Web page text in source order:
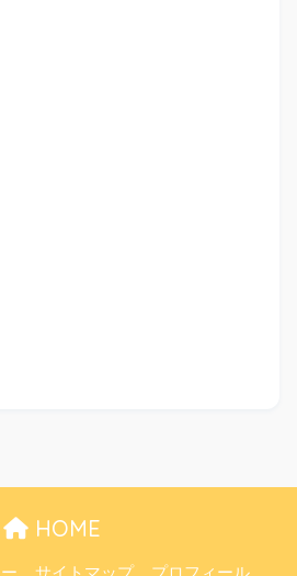
HOME
サイトマップ プロフィール